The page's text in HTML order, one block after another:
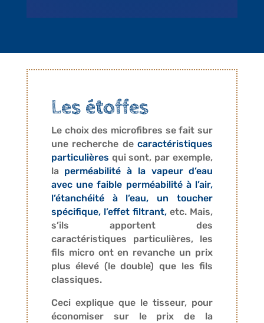
Les étoffes
Le choix des microfibres se fait sur
une recherche decaractéristiques
particulières qui sont, par exemple,
la perméabilité à la vapeur d’eau
avec une faible perméabilité à l’air,
l’étanchéité à l’eau, un toucher
spécifique, l’effet filtrant, etc. Mais,
s’ils apportent des
caractéristiques particulières, les
fils micro ont en revanche un prix
plus élevé (le double) que les fils
classiques.
Ceci explique que le tisseur, pour
économiser sur le prix de la